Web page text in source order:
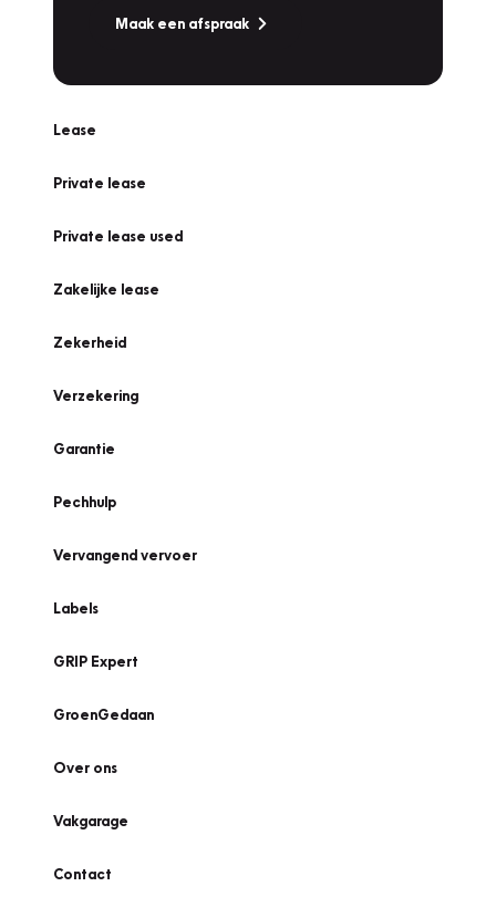
Maak een afspraak
Lease
Private lease
Private lease used
Zakelijke lease
Zekerheid
Verzekering
Garantie
Pechhulp
Vervangend vervoer
Labels
GRIP Expert
GroenGedaan
Over ons
Vakgarage
Contact